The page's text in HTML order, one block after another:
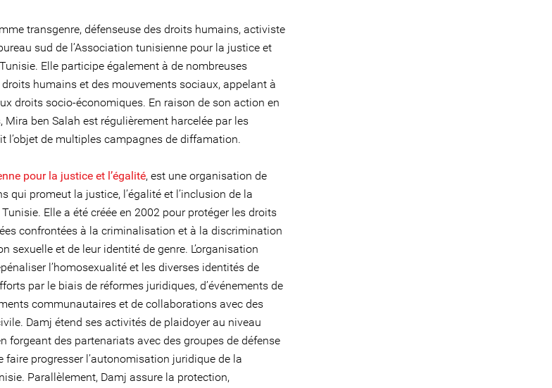
transgenre, défenseuse des droits humains, activiste
sud de l’Association tunisienne pour la justice et
Elle participe également à de nombreuses
humains et des mouvements sociaux, appelant à
droits socio-économiques. En raison de son action en
ben Salah est régulièrement harcelée par les
l’objet de multiples campagnes de diffamation.
pour la justice et l’égalité, est une organisation de
qui promeut la justice, l’égalité et l’inclusion de la
Elle a été créée en 2002 pour protéger les droits
confrontées à la criminalisation et à la discrimination
sexuelle et de leur identité de genre. L’organisation
l’homosexualité et les diverses identités de
par le biais de réformes juridiques, d’événements de
communautaires et de collaborations avec des
Damj étend ses activités de plaidoyer au niveau
forgeant des partenariats avec des groupes de défense
progresser l’autonomisation juridique de la
Parallèlement, Damj assure la protection,